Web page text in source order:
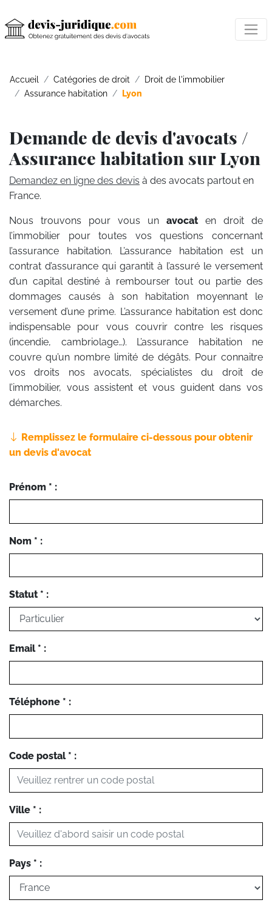
Accueil Catégories de droit
Droit de l'immobilier
Assurance habitation
Lyon
Demande de devis d'avocats /
Assurance habitation sur Lyon
Demandez en ligne des devis à des avocats partout en
France.
Nous trouvons pour vous un avocat en droit de
l’immobilier pour toutes vos questions concernant
l’assurance habitation. L’assurance habitation est un
contrat d’assurance qui garantit à l’assuré le versement
d’un capital destiné à rembourser tout ou partie des
dommages causés à son habitation moyennant le
versement d’une prime. L’assurance habitation est donc
indispensable pour vous couvrir contre les risques
(incendie, cambriolage…). L’assurance habitation ne
couvre qu’un nombre limité de dégâts. Pour connaitre
vos droits nos avocats, spécialistes du droit de
l’immobilier, vous assistent et vous guident dans vos
démarches.
Remplissez le formulaire ci-dessous pour obtenir
un devis d'avocat
Prénom * :
Nom * :
Statut * :
Email * :
Téléphone * :
Code postal * :
Ville * :
Pays * :